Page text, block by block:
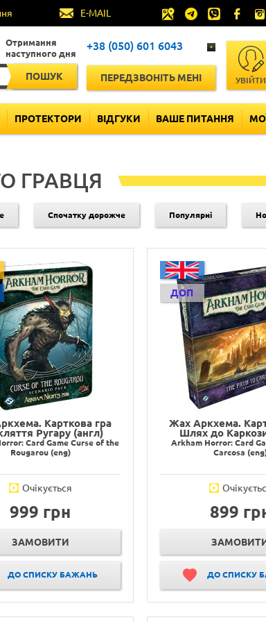
E-MAIL
Отримання
наступного дня
ПОШУК
+38 (050) 601 6043
ПЕРЕДЗВОНІТЬ МЕНІ УВІЙТИ
ПРОТЕКТОРИ ВІДГУКИ ВАШЕ ПИТАННЯ
ГРАВЦЯ
Спочатку дорожче Популярні
Карткова гра
Ругару (англ)
Card Game Curse of the
Rougarou (eng)
Очікується
999 грн
ЗАМОВИТИ
ДО СПИСКУ БАЖАНЬ
ДОП
Жах Аркхема.
Шлях до
Arkham Horror: Card
Carcosa
899
ДО СПИСКУ